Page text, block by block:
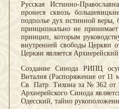
Русская Истинно-
пронеся сквозь
подполье дух истинной веры,
принципиально не
принцип, которым
внутренней свободы Церкви
Церкви является
Создание Синода РИПЦ
Виталия (Распоряжение от 11
Св. Патр. Тихона за № 362 от
Архиерейского Синода
Одесский, тайно